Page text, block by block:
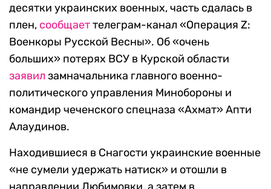
десятки украинских военных, часть сдалась в
плен, сообщаеттелеграм-канал «Операция Z:
Военкоры Русской Весны». Об «очень
больших» потерях ВСУ в Курской области
заявил замначальника главного военно-
политического управления Минобороны и
командир чеченского спецназа «Ахмат» Апти
Алаудинов.
Находившиеся в Снагости украинские военные
«не сумели удержать натиск» и отошли в